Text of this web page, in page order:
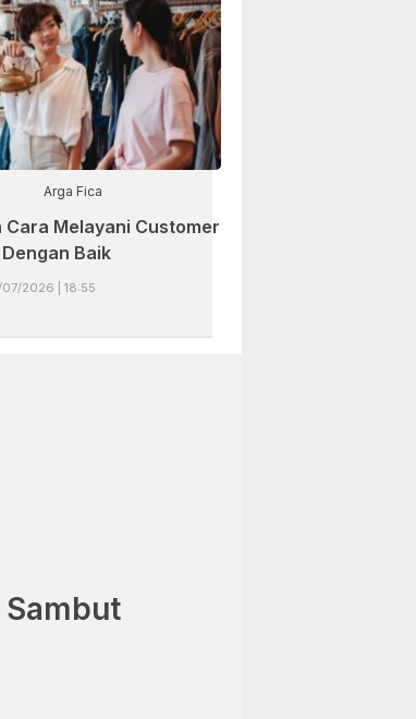
Arga Fica
Melayani Customer
Dengan Baik
07/2026 | 18:55